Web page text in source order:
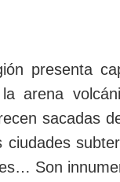
presenta
arena
sacadas
Son